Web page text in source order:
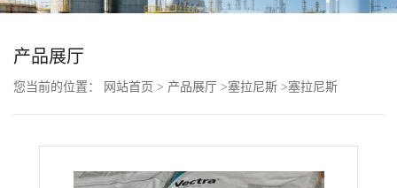
首
页
公
产品展厅
您当前的位置： 网站首页 > 产品展厅 >塞拉尼斯 >塞拉尼斯